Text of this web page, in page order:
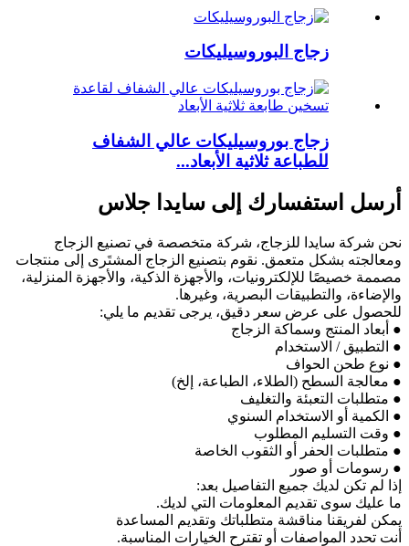
زجاج البوروسيليكات
زجاج بوروسيليكات عالي الشفاف
للطباعة ثلاثية الأبعاد...
أرسل استفسارك إلى سايدا جلاس
نحن شركة سايدا للزجاج، شركة متخصصة في تصنيع الزجاج
ومعالجته بشكل متعمق. نقوم بتصنيع الزجاج المشتَرى إلى منتجات
مصممة خصيصًا للإلكترونيات، والأجهزة الذكية، والأجهزة المنزلية،
والإضاءة، والتطبيقات البصرية، وغيرها.
للحصول على عرض سعر دقيق، يرجى تقديم ما يلي:
● أبعاد المنتج وسماكة الزجاج
● التطبيق / الاستخدام
● نوع طحن الحواف
● معالجة السطح (الطلاء، الطباعة، إلخ)
● متطلبات التعبئة والتغليف
● الكمية أو الاستخدام السنوي
● وقت التسليم المطلوب
● متطلبات الحفر أو الثقوب الخاصة
● رسومات أو صور
إذا لم تكن لديك جميع التفاصيل بعد:
ما عليك سوى تقديم المعلومات التي لديك.
يمكن لفريقنا مناقشة متطلباتك وتقديم المساعدة
أنت تحدد المواصفات أو تقترح الخيارات المناسبة.